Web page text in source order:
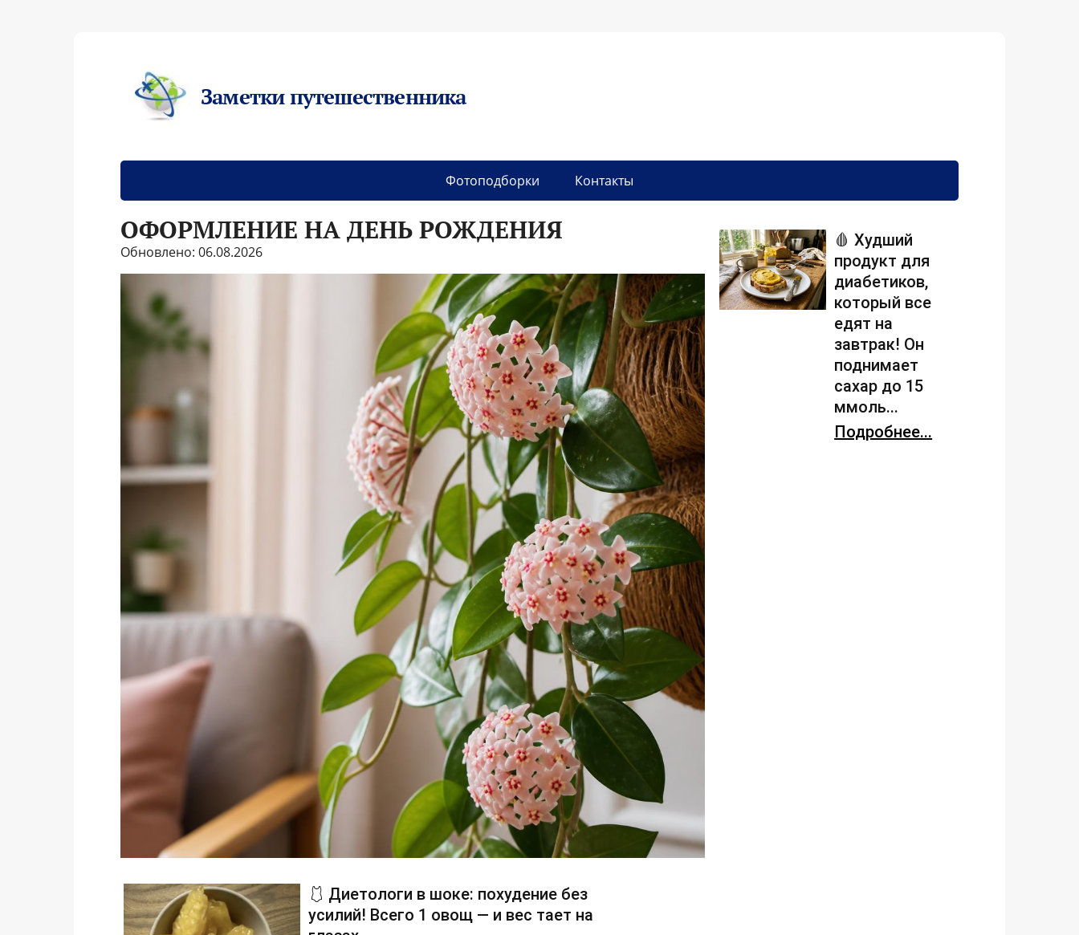
Заметки путешественника
Фотоподборки Контакты
ОФОРМЛЕНИЕ НА ДЕНЬ РОЖДЕНИЯ
Обновлено: 06.08.2026
🩱 Диетологи в шоке: похудение без
усилий! Всего 1 овощ — и вес тает на
🩸 Худший
продукт для
диабетиков,
который все
едят на
завтрак! Он
поднимает
сахар до 15
ммоль...
Подробнее...